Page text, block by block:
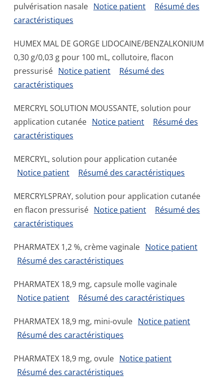
pulvérisation nasale Notice patient
Résumé des
caractéristiques
HUMEX MAL DE GORGE LIDOCAINE/BENZALKONIUM
0,30 g/0,03 g pour 100 mL, collutoire, flacon
pressurisé Notice patient
Résumé des
caractéristiques
MERCRYL SOLUTION MOUSSANTE, solution pour
application cutanée Notice patient
Résumé des
caractéristiques
MERCRYL, solution pour application cutanée
Notice patient
Résumé des caractéristiques
MERCRYLSPRAY, solution pour application cutanée
en flacon pressurisé Notice patient
Résumé des
caractéristiques
PHARMATEX 1,2 %, crème vaginale Notice patient
Résumé des caractéristiques
PHARMATEX 18,9 mg, capsule molle vaginale
Notice patient
Résumé des caractéristiques
PHARMATEX 18,9 mg, mini-ovule Notice patient
Résumé des caractéristiques
PHARMATEX 18,9 mg, ovule Notice patient
Résumé des caractéristiques